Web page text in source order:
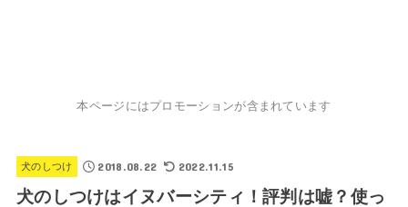
本ページにはプロモーションが含まれています
犬のしつけ 2018.08.22 2022.11.15
犬のしつけはイヌバーシティ！評判は嘘？使っ